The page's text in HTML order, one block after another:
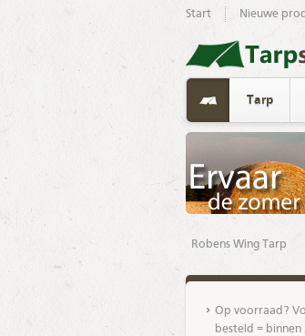
Start Nieuwe
Tarp
Robens Wing Tarp
Op voorraad?
besteld =